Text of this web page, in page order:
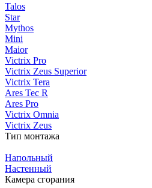
Talos
Star
Mythos
Mini
Maior
Victrix Pro
Victrix Zeus Superior
Victrix Tera
Ares Tec R
Ares Pro
Victrix Omnia
Victrix Zeus
Тип монтажа
Напольный
Настенный
Камера сгорания